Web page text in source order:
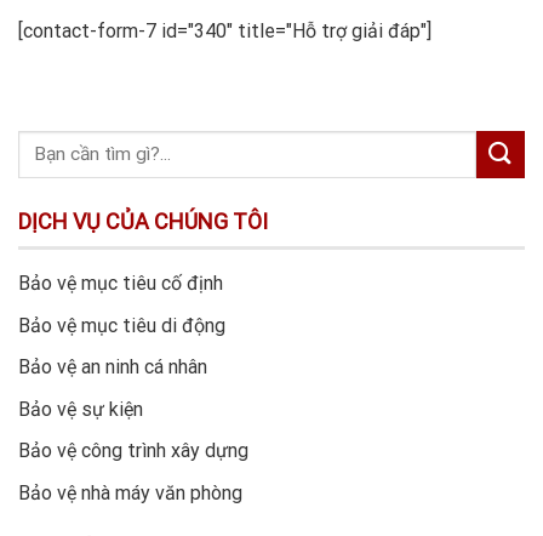
[contact-form-7 id="340" title="Hỗ trợ giải đáp"]
DỊCH VỤ CỦA CHÚNG TÔI
Bảo vệ mục tiêu cố định
Bảo vệ mục tiêu di động
Bảo vệ an ninh cá nhân
Bảo vệ sự kiện
Bảo vệ công trình xây dựng
Bảo vệ nhà máy văn phòng